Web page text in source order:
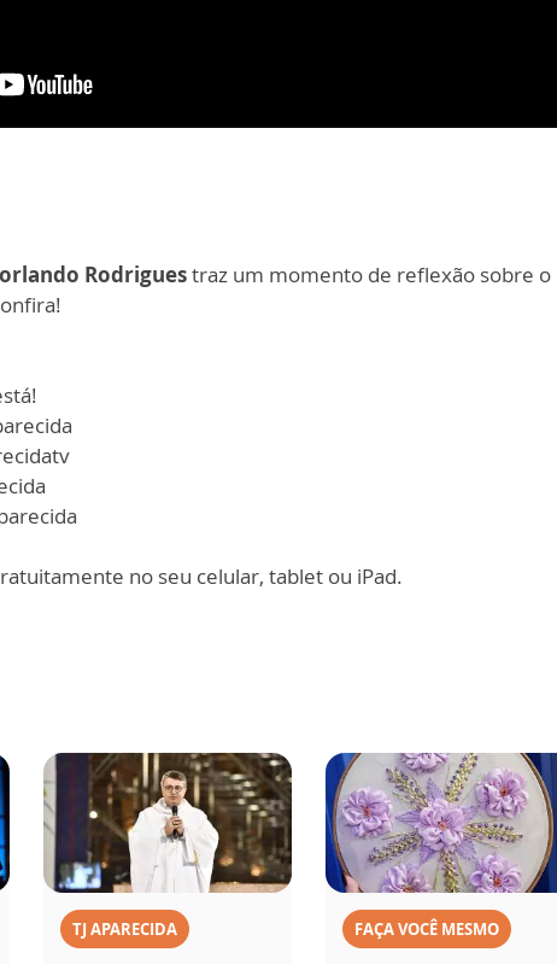
Rodriguestraz um momento de reflexão sobre o
no seu celular, tablet ou iPad.
TJ APARECIDA FAÇA VOCÊ MESMO